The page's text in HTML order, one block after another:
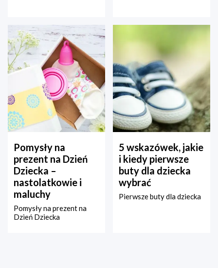
Pomysły na
prezent na Dzień
Dziecka –
nastolatkowie i
maluchy
Pomysły na prezent na
Dzień Dziecka
5 wskazówek, jakie
i kiedy pierwsze
buty dla dziecka
wybrać
Pierwsze buty dla dziecka